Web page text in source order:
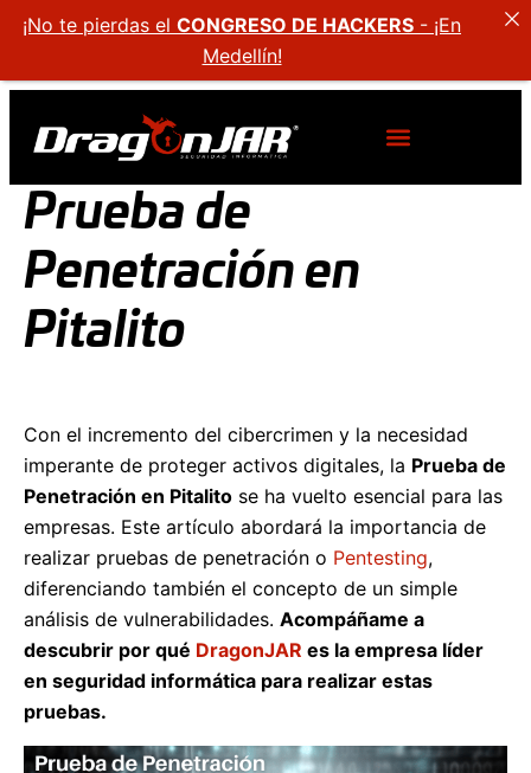
Prueba de
Penetración en
Pitalito
Con el incremento del cibercrimen y la necesidad
imperante de proteger activos digitales, la Prueba de
Penetración en Pitalito se ha vuelto esencial para las
empresas. Este artículo abordará la importancia de
realizar pruebas de penetración o Pentesting,
diferenciando también el concepto de un simple
análisis de vulnerabilidades. Acompáñame a
descubrir por qué DragonJAR es la empresa líder
en seguridad informática para realizar estas
pruebas.
¡No te pierdas el CONGRESO DE HACKERS - ¡En
Medellín!